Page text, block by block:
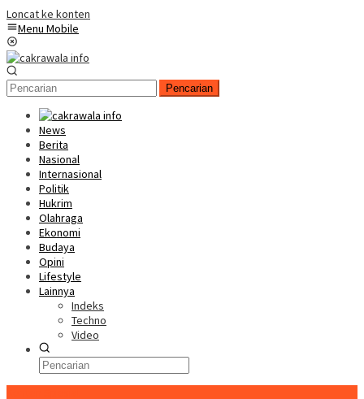
Loncat ke konten
Menu Mobile
Pencarian
News
Berita
Nasional
Internasional
Politik
Hukrim
Olahraga
Ekonomi
Budaya
Opini
Lifestyle
Lainnya
Indeks
Techno
Video